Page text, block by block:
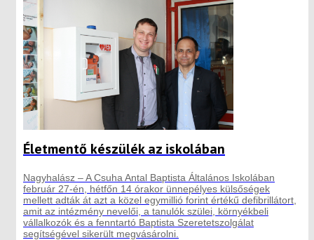
Életmentő készülék az iskolában
Nagyhalász – A Csuha Antal Baptista Általános Iskolában
február 27-én, hétfőn 14 órakor ünnepélyes külsőségek
mellett adták át azt a közel egymillió forint értékű defibrillátort,
amit az intézmény nevelői, a tanulók szülei, környékbeli
vállalkozók és a fenntartó Baptista Szeretetszolgálat
segítségével sikerült megvásárolni.